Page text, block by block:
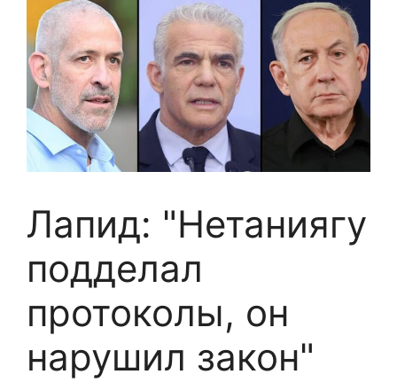
Лапид: "Нетаниягу
подделал
протоколы, он
нарушил закон"